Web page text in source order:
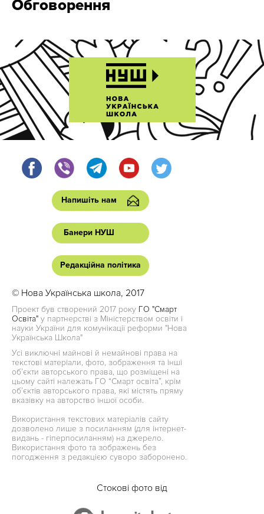
Обговорення
Напишіть нам
Банери НУШ
Редакційна політика
© Нова Українська школа, 2017
Проект був створений 2017 року ГО "Смарт
Освіта" у партнерстві з Міністерством освіти і
науки України для комунікації реформи "Нова
Українська Школа"
Усі виключні майнові й немайнові права на
текстові матеріали, фото, зображення та інші
об’єкти авторського права, що розміщені на
цьому сайті належать ГО “Смарт освіта”, крім
об’єктів авторського права, які містять пряму
вказівку на авторство іншої особи.
Використання текстових матеріалів сайту
дозволено лише з посиланням (для інтернет-
видань - гіперпосиланням) на джерело.
Використання фото та зображень без
погодження з редакцією суворо заборонено.
Стокові фото від